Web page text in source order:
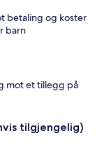
betaling og koster
barn
mot et tillegg på
tilgjengelig)